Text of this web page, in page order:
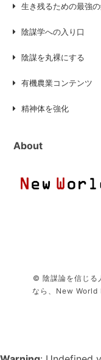
生き残るための最強
陰謀学への入り口
陰謀を丸裸にする
有機農業コンテンツ
精神体を強化
About
© 陰謀論を信じる
なら、New World